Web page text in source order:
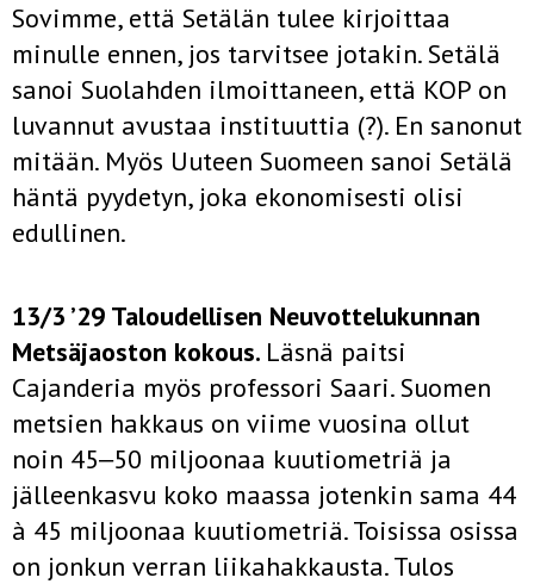
Sovimme, että Setälän tulee kirjoittaa
minulle ennen, jos tarvitsee jotakin. Setälä
sanoi Suolahden ilmoittaneen, että KOP on
luvannut avustaa instituuttia (?). En sanonut
mitään. Myös Uuteen Suomeen sanoi Setälä
häntä pyydetyn, joka ekonomisesti olisi
edullinen.
13/3 ’29 Taloudellisen Neuvottelukunnan
Metsäjaoston kokous. Läsnä paitsi
Cajanderia myös professori Saari. Suomen
metsien hakkaus on viime vuosina ollut
noin 45‒50 miljoonaa kuutiometriä ja
jälleenkasvu koko maassa jotenkin sama 44
à 45 miljoonaa kuutiometriä. Toisissa osissa
on jonkun verran liikahakkausta. Tulos